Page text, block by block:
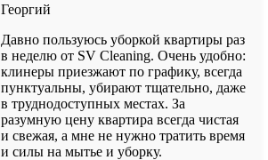
Георгий
Давно пользуюсь уборкой квартиры раз
в неделю от SV Cleaning. Очень удобно:
клинеры приезжают по графику, всегда
пунктуальны, убирают тщательно, даже
в труднодоступных местах. За
разумную цену квартира всегда чистая
и свежая, а мне не нужно тратить время
и силы на мытье и уборку.